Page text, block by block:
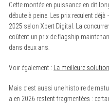
Cette montée en puissance en dit
débute à peine. Les prix reculent
2025 selon Xpert Digital. La
coûtent un prix de flagship
dans deux ans.
Voir également : La meilleure
Mais c’est aussi une histoire de
a en 2026 restent fragmentées :